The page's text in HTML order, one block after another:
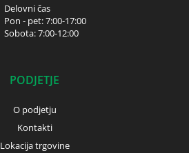
Delovni čas
Pon - pet: 7:00-17:00
Sobota: 7:00-12:00
PODJETJE
O podjetju
Kontakti
Lokacija trgovine